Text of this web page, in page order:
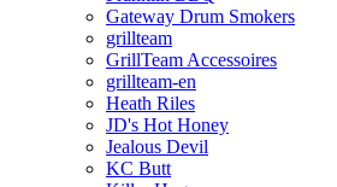
Gateway Drum Smokers
grillteam
GrillTeam Accessoires
grillteam-en
Heath Riles
JD's Hot Honey
Jealous Devil
KC Butt